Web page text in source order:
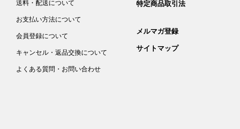
送料・配送について
お支払い方法について
会員登録について
キャンセル・返品交換について
よくある質問・お問い合わせ
特定商品取引法
メルマガ登録
サイトマップ